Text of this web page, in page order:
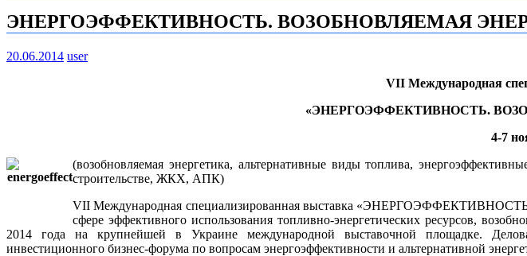
ЭНЕРГОЭФФЕКТИВНОСТЬ. ВОЗОБНОВЛЯЕМАЯ
20.06.2014 user
VII Международная
«ЭНЕРГОЭФФЕКТИВНОСТЬ.
4-7
(возобновляемая энергетика, альтернативные виды топлива,
строительстве, ЖКХ, АПК)
VII Международная специализированная выставка
сфере эффективного использования топливно-энергетических ресурсов,
2014 года на крупнейшей в Украине международной выставочной площадке.
инвестиционного бизнес-форума по вопросам энергоэффективности и альтернативной